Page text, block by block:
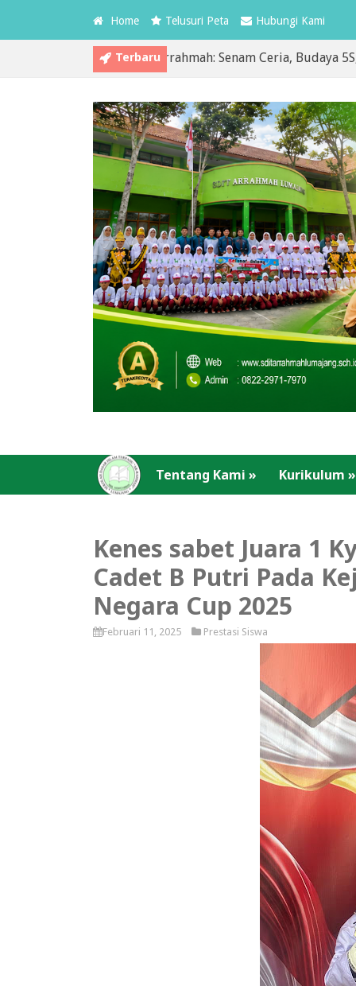
Home Telusuri Peta Hubungi Kami
Terbaru
MPLS SDIT Arrahmah: Senam Ceria, Budaya 5S, dan
Tentang Kami » Kurikulum »
Kenes sabet Juara 1
Cadet B Putri Pada
Negara Cup 2025
Februari 11, 2025 Prestasi Siswa